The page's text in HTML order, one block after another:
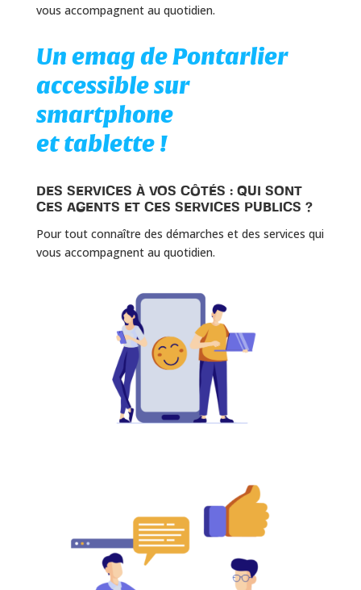
vous accompagnent au quotidien.
Un emag de Pontarlier
accessible sur
smartphone
et tablette !
DES SERVICES À VOS CÔTÉS : QUI SONT
CES AGENTS ET CES SERVICES PUBLICS ?
Pour tout connaître des démarches et des services qui
vous accompagnent au quotidien.